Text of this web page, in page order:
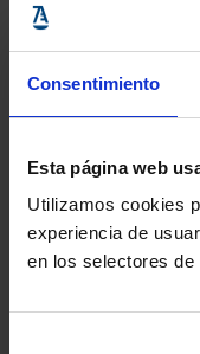
Consentimiento
Esta página web
Utilizamos cookies
experiencia de
en los selectores de